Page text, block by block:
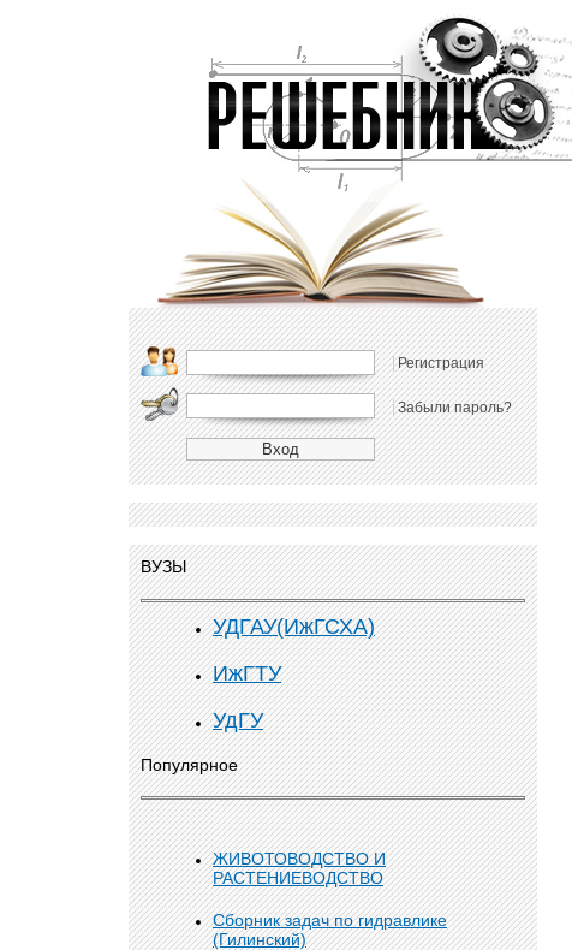
Регистрация
Забыли пароль?
ВУЗЫ
УДГАУ(ИжГСХА)
ИжГТУ
УдГУ
Популярное
ЖИВОТОВОДСТВО И
РАСТЕНИЕВОДСТВО
Сборник задач по гидравлике
(Гилинский)